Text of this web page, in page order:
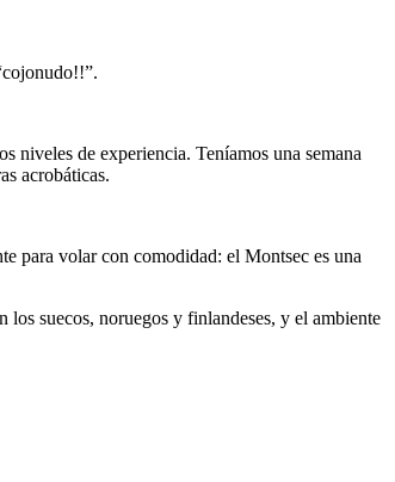
niveles de experiencia. Teníamos una semana
acrobáticas.
para volar con comodidad: el Montsec es una
suecos, noruegos y finlandeses, y el ambiente